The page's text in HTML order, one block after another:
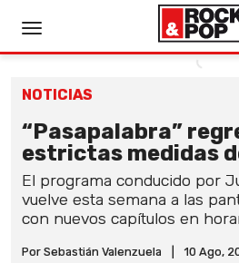
NOTICIAS
“Pasapalabra”
estrictas medidas
El programa conducido por
vuelve esta semana a las
con nuevos capítulos en
Por Sebastián Valenzuela 10 Ago,